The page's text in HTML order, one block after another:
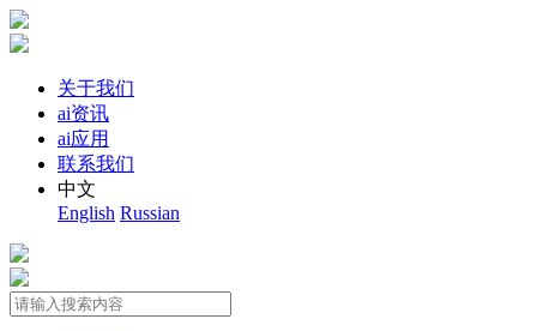
关于我们
ai资讯
ai应用
联系我们
中文
English Russian